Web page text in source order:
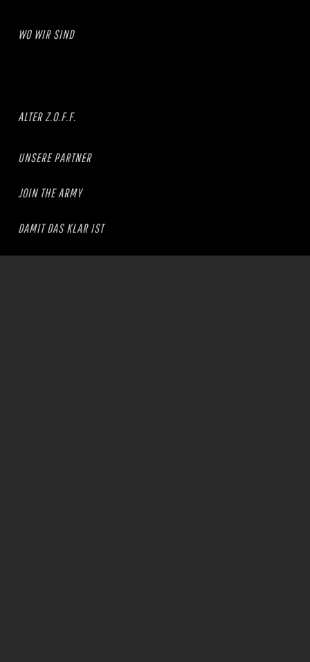
WO WIR SIND
ALTER Z.O.F.F.
UNSERE PARTNER
JOIN THE ARMY
DAMIT DAS KLAR IST